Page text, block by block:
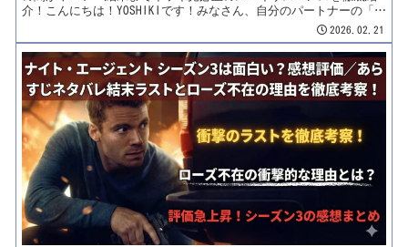
介！こんにちは！YOSHIKIです！みなさん、自分のパートナーの「過
去」をすべて知っていますか？「隠し事なんて一つもないよ！」と
ている夫や妻が、かつて国を揺るがすスパイで、あなたとの出会い
すら「任務」だったとしたら……？本日紹介するのは、配信開始直
後から世界中でトップ10入りを果たし、あの『Lupin/ルパン』の制
作陣が放つNetflixの超話題作……『アンファミリア』（原題：
Unfamiliar）です！本作は、ベルリンで静かに暮らす「元スパイ夫
婦」が、16年前の致命的な失敗という「過去」に追い詰められてい
く、極限のファミリー・スパイ・スリラー。「007」や「ミッショ
ン：インポッシブル」のようなスタイリッシュな格好良さは一切な
し！そこにあるのは、「中年エージェントの肉体的な疲労」と「家
族という名の嘘」という、あまりにも泥臭く、そして痛々しいリア
リズムです。なんと本作、あのドイツ連邦情報局（BND）の本...
2026.02.21